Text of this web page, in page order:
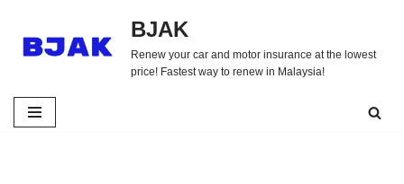
Skip
BJAK
Renew your car and motor insurance at the lowest
price! Fastest way to renew in Malaysia!